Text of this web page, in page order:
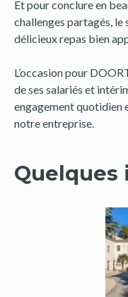
Et pour conclure en
challenges partagés, le
délicieux repas bien
L’occasion pour
de ses salariés et
engagement quotidien
notre entreprise.
Quelques